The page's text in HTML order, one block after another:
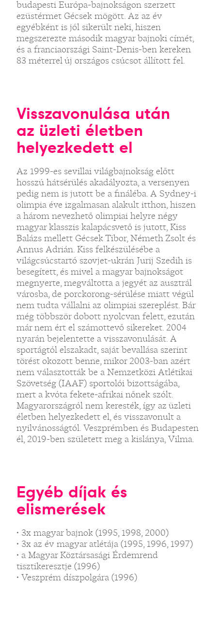
budapesti Európa-bajnokságon szerzett
ezüstérmet Gécsek mögött. Az az év
egyébként is jól sikerült neki, hiszen
megszerezte második magyar bajnoki címét,
és a franciaországi Saint-Denis-ben kereken
83 méterrel új országos csúcsot állított fel.
Visszavonulása után
az üzleti életben
helyezkedett el
Az 1999-es sevillai világbajnokság előtt
hosszú hátsérülés akadályozta, a versenyen
pedig nem is jutott be a fináléba. A Sydney-i
olimpia éve izgalmasan alakult itthon, hiszen
a három nevezhető olimpiai helyre négy
magyar klasszis kalapácsvető is jutott, Kiss
Balázs mellett Gécsek Tibor, Németh Zsolt és
Annus Adrián. Kiss felkészülésébe a
világcsúcstartó szovjet-ukrán Jurij Szedih is
besegített, és mivel a magyar bajnokságot
megnyerte, megváltotta a jegyét az ausztrál
városba, de porckorong-sérülése miatt végül
nem tudta vállalni az olimpiai szereplést. Bár
még többször dobott nyolcvan felett, ezután
már nem ért el számottevő sikereket. 2004
nyarán bejelentette a visszavonulását. A
sportágtól elszakadt, saját bevallása szerint
törést okozott benne, mikor 2003-ban azért
nem választották be a Nemzetközi Atlétikai
Szövetség (IAAF) sportolói bizottságába,
mert a kvóta fekete-afrikai nőnek szólt.
Magyarországról nem keresték, így az üzleti
életben helyezkedett el, és visszavonult a
nyilvánosságtól. Veszprémben és Budapesten
él, 2019-ben született meg a kislánya, Vilma.
Egyéb díjak és
elismerések
• 3x magyar bajnok (1995, 1998, 2000)
• 3x az év magyar atlétája (1995, 1996, 1997)
• a Magyar Köztársasági Érdemrend
tisztikeresztje (1996)
• Veszprém díszpolgára (1996)